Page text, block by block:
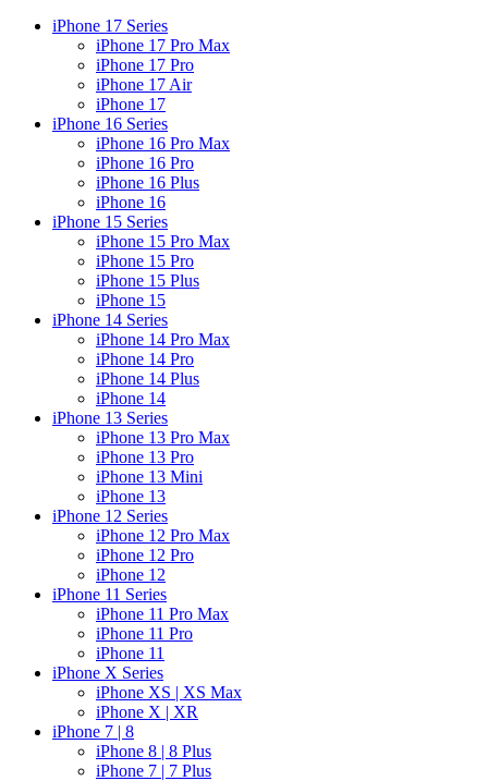
iPhone 17 Series
iPhone 17 Pro Max
iPhone 17 Pro
iPhone 17 Air
iPhone 17
iPhone 16 Series
iPhone 16 Pro Max
iPhone 16 Pro
iPhone 16 Plus
iPhone 16
iPhone 15 Series
iPhone 15 Pro Max
iPhone 15 Pro
iPhone 15 Plus
iPhone 15
iPhone 14 Series
iPhone 14 Pro Max
iPhone 14 Pro
iPhone 14 Plus
iPhone 14
iPhone 13 Series
iPhone 13 Pro Max
iPhone 13 Pro
iPhone 13 Mini
iPhone 13
iPhone 12 Series
iPhone 12 Pro Max
iPhone 12 Pro
iPhone 12
iPhone 11 Series
iPhone 11 Pro Max
iPhone 11 Pro
iPhone 11
iPhone X Series
iPhone XS | XS Max
iPhone X | XR
iPhone 7 | 8
iPhone 8 | 8 Plus
iPhone 7 | 7 Plus